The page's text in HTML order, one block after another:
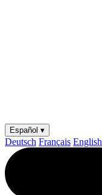
Español ▾
Deutsch Français English